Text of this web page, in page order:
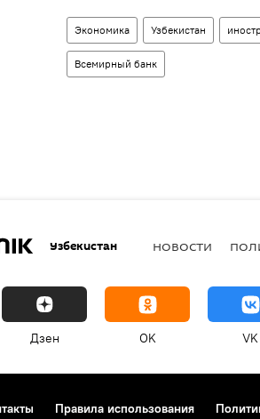
Экономика Узбекистан
Всемирный банк
Узбекистан НОВОСТИ
Дзен OK VK
Правила использования